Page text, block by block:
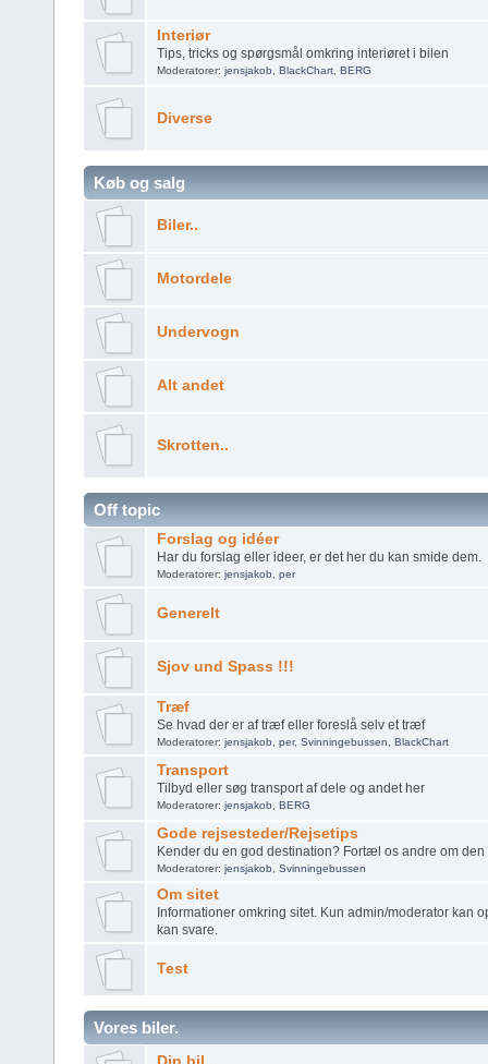
Interiør
Tips, tricks og spørgsmål omkring interiøret i bilen
Moderatorer: jensjakob BlackChart, BERG
Diverse
Køb og salg
Biler..
Motordele
Undervogn
Alt andet
Skrotten..
Off topic
Forslag og idéer
Har du forslag eller ideer, er det her du kan smide dem.
Moderatorer: jensjakob per
Generelt
Sjov und Spass !!!
Træf
Se hvad der er af træf eller foreslå selv et træf
Moderatorer: jensjakob per, Svinningebussen BlackChart
Transport
Tilbyd eller søg transport af dele og andet her
Moderatorer: jensjakob BERG
Gode rejsesteder/Rejsetips
Kender du en god destination? Fortæl os andre om den
Moderatorer: jensjakob Svinningebussen
Om sitet
Informationer omkring sitet. Kun admin/moderator kan
kan svare.
Test
Vores biler.